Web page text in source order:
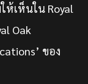
ห้เห็นใน Royal
Oak
ของ